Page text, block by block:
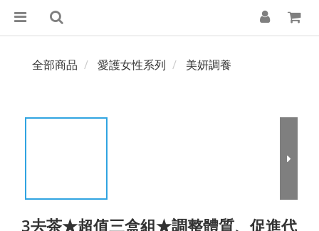
全部商品 愛護女性系列 美妍調養
3去茶★超值三盒組★調整體質、促進代